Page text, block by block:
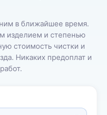
в ближайшее время.
изделием и степенью
стоимость чистки и
Никаких предоплат и